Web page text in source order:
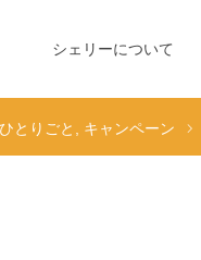
シェリーについて
とりごと キャンペーン